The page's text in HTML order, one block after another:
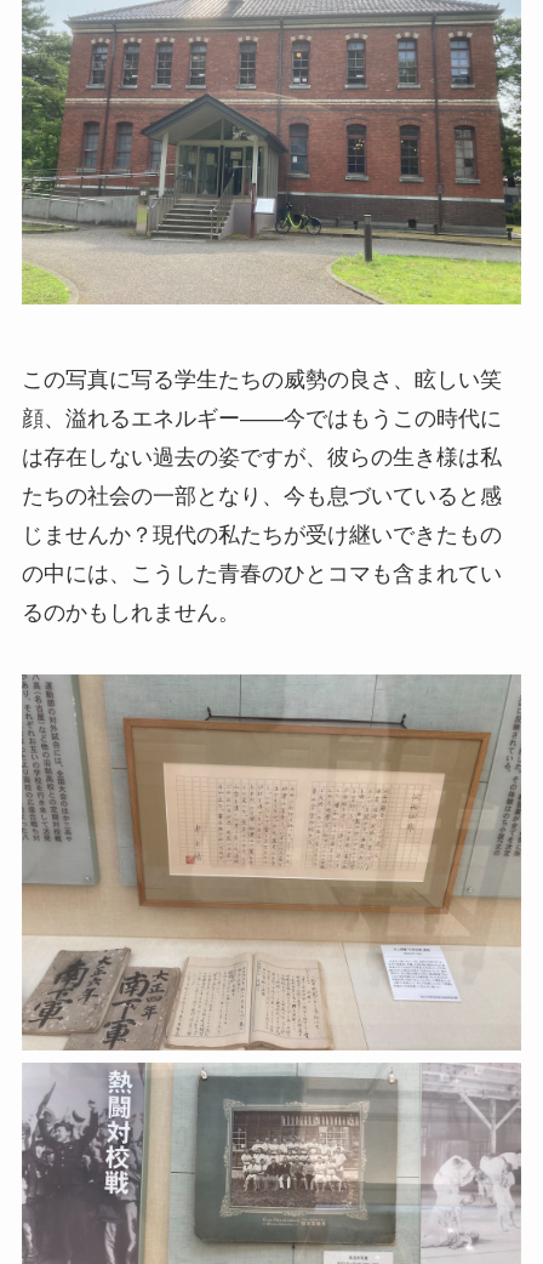
この写真に写る学生たちの威勢の良さ、眩しい笑
顔、溢れるエネルギー——今ではもうこの時代に
は存在しない過去の姿ですが、彼らの生き様は私
たちの社会の一部となり、今も息づいていると感
じませんか？現代の私たちが受け継いできたもの
の中には、こうした青春のひとコマも含まれてい
るのかもしれません。